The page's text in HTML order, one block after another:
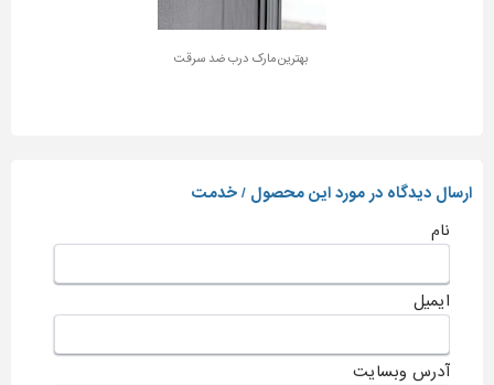
بهترین مارک درب ضد سرقت
ارسال دیدگاه در مورد این محصول / خدمت
نام
ایمیل
آدرس وبسایت